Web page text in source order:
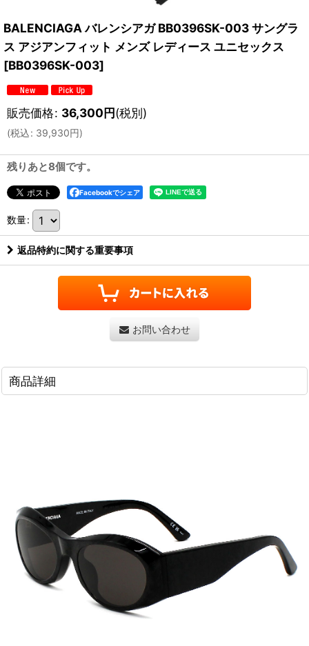
BALENCIAGA バレンシアガ BB0396SK-003 サングラ
ス アジアンフィット メンズ レディース ユニセックス
[BB0396SK-003]
販売価格: 36,300円(税別)
(税込: 39,930円)
残りあと8個です。
Facebookでシェア
数量:
返品特約に関する重要事項
お問い合わせ
商品詳細